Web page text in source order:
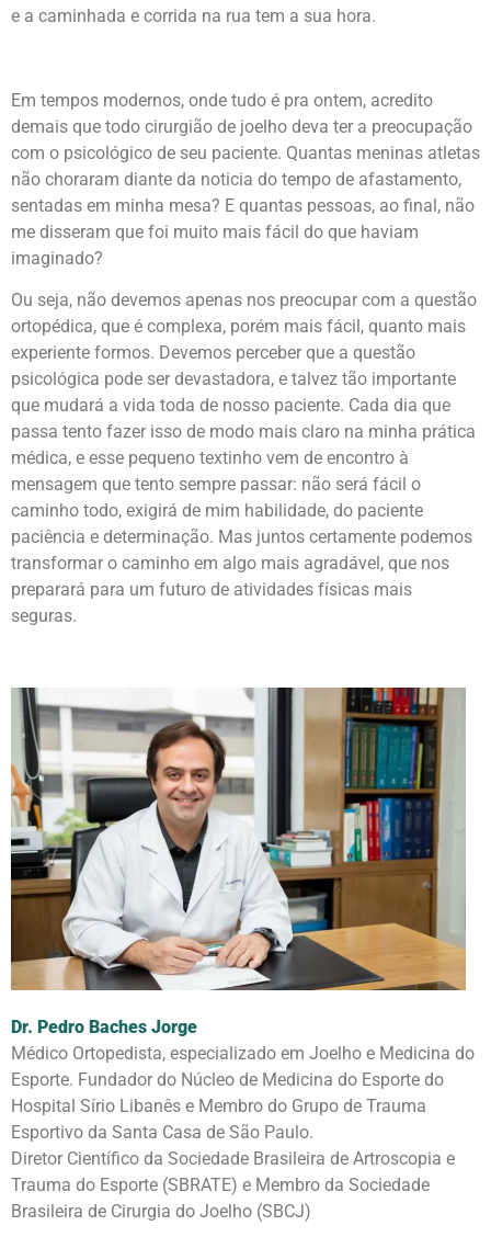
e a caminhada e corrida na rua tem a sua hora.
Em tempos modernos, onde tudo é pra ontem, acredito
demais que todo cirurgião de joelho deva ter a preocupação
com o psicológico de seu paciente. Quantas meninas atletas
não choraram diante da noticia do tempo de afastamento,
sentadas em minha mesa? E quantas pessoas, ao final, não
me disseram que foi muito mais fácil do que haviam
imaginado?
Ou seja, não devemos apenas nos preocupar com a questão
ortopédica, que é complexa, porém mais fácil, quanto mais
experiente formos. Devemos perceber que a questão
psicológica pode ser devastadora, e talvez tão importante
que mudará a vida toda de nosso paciente. Cada dia que
passa tento fazer isso de modo mais claro na minha prática
médica, e esse pequeno textinho vem de encontro à
mensagem que tento sempre passar: não será fácil o
caminho todo, exigirá de mim habilidade, do paciente
paciência e determinação. Mas juntos certamente podemos
transformar o caminho em algo mais agradável, que nos
preparará para um futuro de atividades físicas mais
seguras.
Dr. Pedro Baches Jorge
Médico Ortopedista, especializado em Joelho e Medicina do
Esporte. Fundador do Núcleo de Medicina do Esporte do
Hospital Sírio Libanês e Membro do Grupo de Trauma
Esportivo da Santa Casa de São Paulo.
Diretor Científico da Sociedade Brasileira de Artroscopia e
Trauma do Esporte (SBRATE) e Membro da Sociedade
Brasileira de Cirurgia do Joelho (SBCJ)